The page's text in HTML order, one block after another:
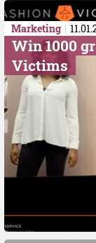
Marketing
Win 1000
Victims